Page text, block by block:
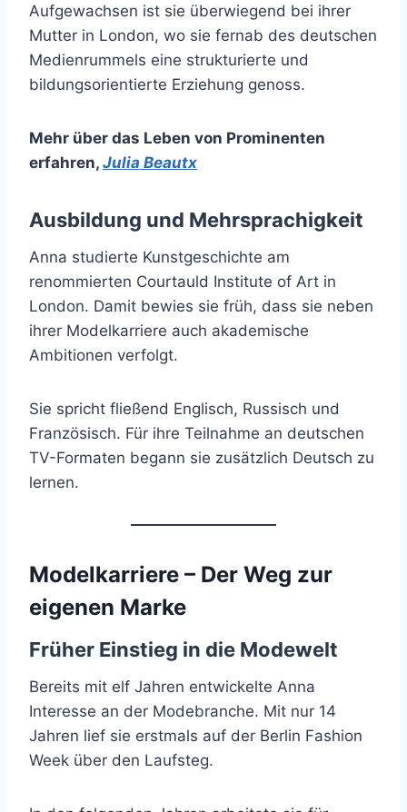
Aufgewachsen ist sie überwiegend bei ihrer
Mutter in London, wo sie fernab des deutschen
Medienrummels eine strukturierte und
bildungsorientierte Erziehung genoss.
Mehr über das Leben von Prominenten
erfahren, Julia Beautx
Ausbildung und Mehrsprachigkeit
Anna studierte Kunstgeschichte am
renommierten Courtauld Institute of Art in
London. Damit bewies sie früh, dass sie neben
ihrer Modelkarriere auch akademische
Ambitionen verfolgt.
Sie spricht fließend Englisch, Russisch und
Französisch. Für ihre Teilnahme an deutschen
TV-Formaten begann sie zusätzlich Deutsch zu
lernen.
Modelkarriere – Der Weg zur
eigenen Marke
Früher Einstieg in die Modewelt
Bereits mit elf Jahren entwickelte Anna
Interesse an der Modebranche. Mit nur 14
Jahren lief sie erstmals auf der Berlin Fashion
Week über den Laufsteg.